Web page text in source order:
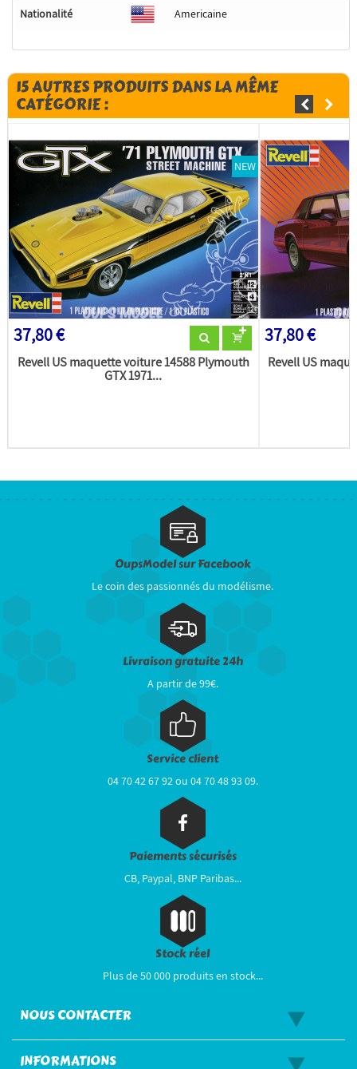
Nationalité
Americaine
15 AUTRES PRODUITS DANS LA MÊME
CATÉGORIE :
NEW
37,80 €
Revell US maquette voiture 14588 Plymouth
GTX 1971...
37,80 €
Revell US
OupsModel sur Facebook
Le coin des passionnés du modélisme.
Livraison gratuite 24h
A partir de 99€.
Service client
04 70 42 67 92 ou 04 70 48 93 09.
Paiements sécurisés
CB, Paypal, BNP Paribas...
Stock réel
Plus de 50 000 produits en stock...
NOUS CONTACTER
INFORMATIONS